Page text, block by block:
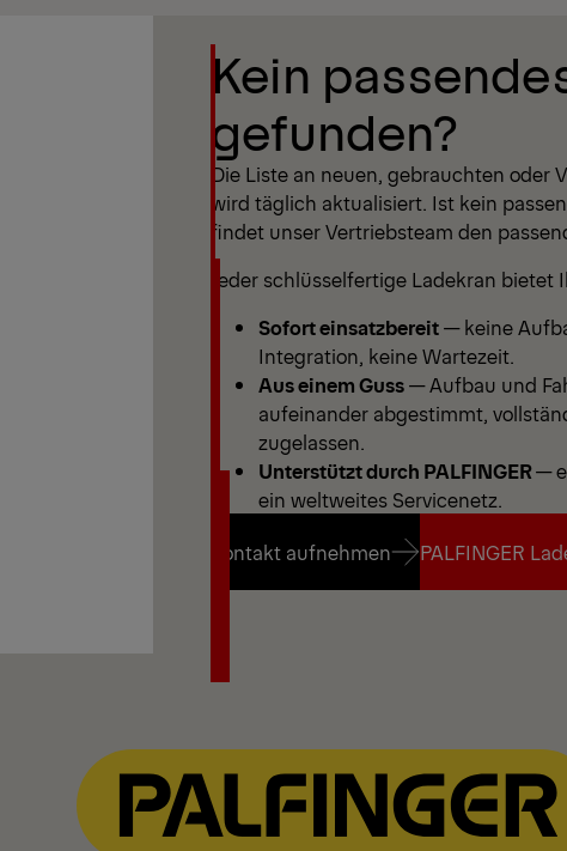
Kein
gefunden?
Die Liste an neuen, gebrauchten oder
wird täglich aktualisiert. Ist kein
findet unser Vertriebsteam den
Jeder schlüsselfertige Ladekran bietet
Sofort einsatzbereit— keine
Integration, keine Wartezeit.
Aus einem Guss— Aufbau und
aufeinander abgestimmt,
zugelassen.
Unterstützt durch PALFINGER—
ein weltweites Servicenetz.
Kontakt aufnehmen
PALFINGER